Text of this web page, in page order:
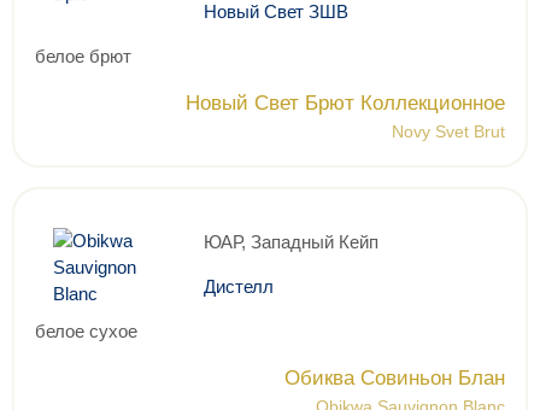
Новый Свет ЗШВ
белое брют
Новый Свет Брют Коллекционное
Novy Svet Brut
ЮАР, Западный Кейп
Дистелл
белое сухое
Обиква Совиньон Блан